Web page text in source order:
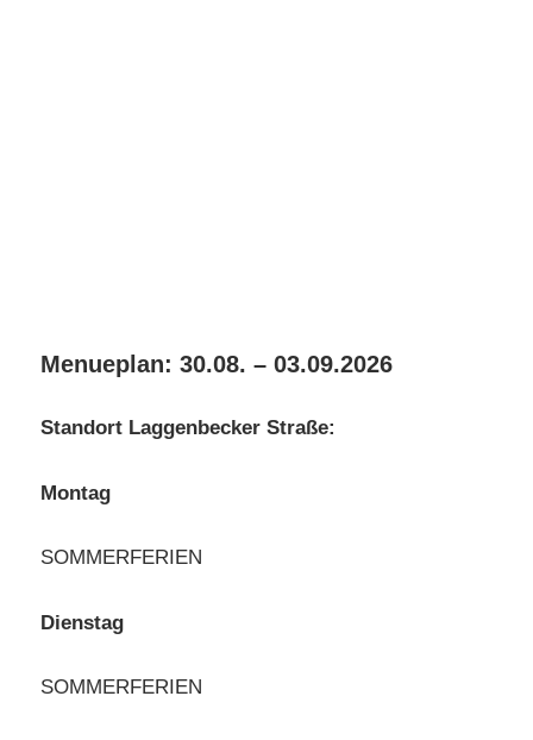
Menueplan: 30.08. – 03.09.2026
Standort Laggenbecker Straße:
Montag
SOMMERFERIEN
Dienstag
SOMMERFERIEN